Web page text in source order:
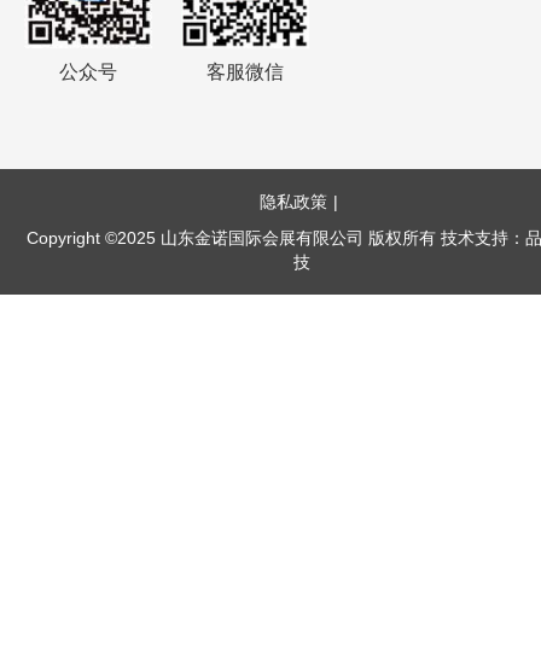
公众号 客服微信
隐私政策 |
Copyright ©2025 山东金诺国际会展有限公司 版权所有 技术支持：
技